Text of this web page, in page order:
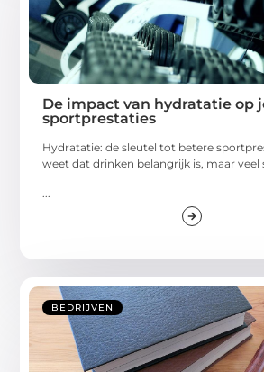
De impact van hydratatie op
sportprestaties
Hydratatie: de sleutel tot betere
weet dat drinken belangrijk is, maar veel
BEDRIJVEN